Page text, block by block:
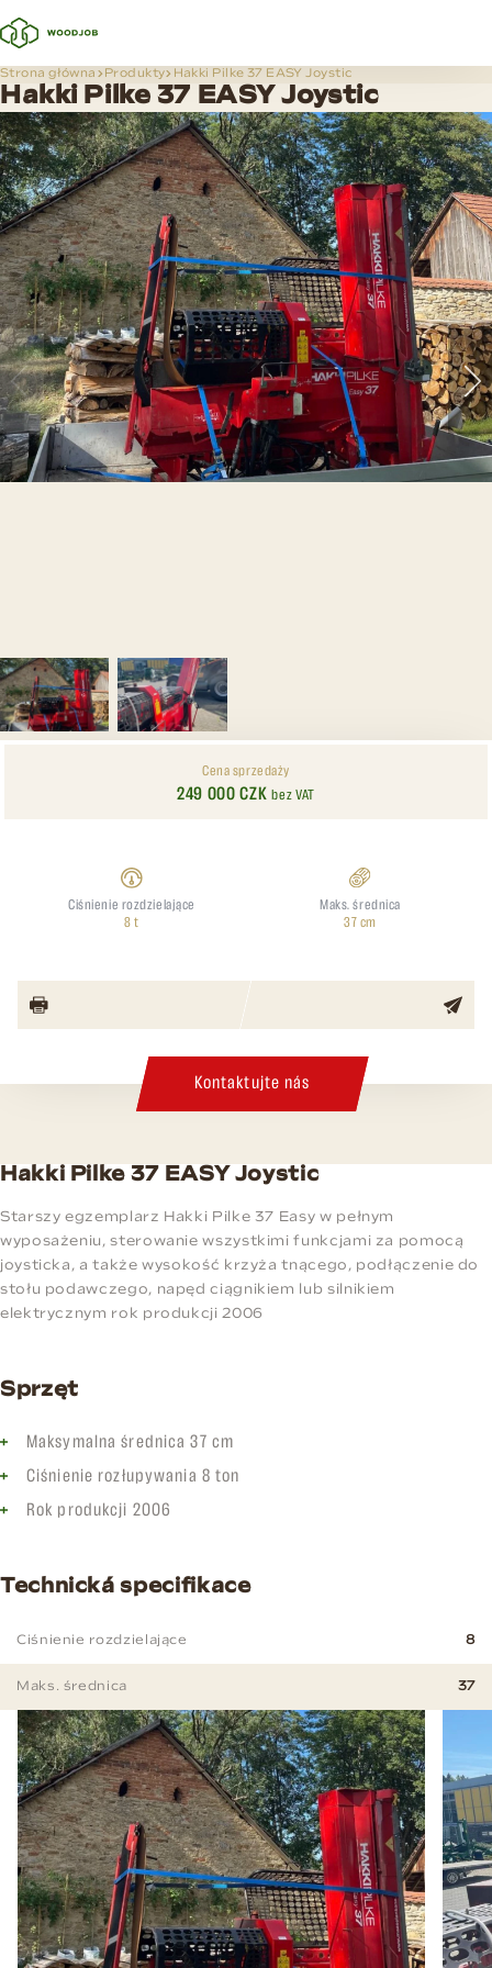
Strona główna Produkty Hakki Pilke 37 EASY Joystic
Hakki Pilke 37 EASY Joystic
Cena sprzedaży
249 000 CZKbez VAT
Ciśnienie rozdzielające
8 t
Maks. średnica
37 cm
Kontaktujte nás
Hakki Pilke 37 EASY Joystic
Starszy egzemplarz Hakki Pilke 37 Easy w pełnym
wyposażeniu, sterowanie wszystkimi funkcjami za pomocą
joysticka, a także wysokość krzyża tnącego, podłączenie do
stołu podawczego, napęd ciągnikiem lub silnikiem
elektrycznym rok produkcji 2006
Sprzęt
Maksymalna średnica 37 cm
Ciśnienie rozłupywania 8 ton
Rok produkcji 2006
Technická specifikace
Ciśnienie rozdzielające 8
Maks. średnica 37